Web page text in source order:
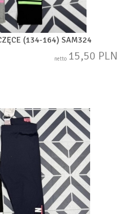
(134-164) SAM324
netto 15,50 PLN